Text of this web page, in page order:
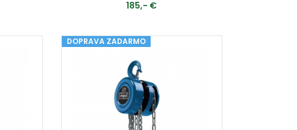
185,- €
PRIDAŤ DO KOŠÍKA
DOPRAVA ZADARMO